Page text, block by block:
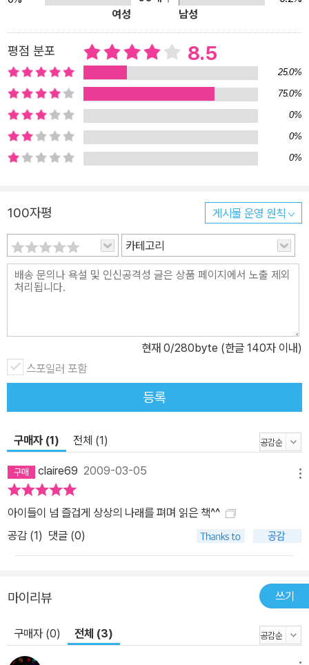
여성
남성
평점 분포 8.5
25.0%
75.0%
0%
0%
0%
100자평 게시물 운영 원칙
카테고리
현재 0/280byte (한글 140자 이내)
스포일러 포함
등록
구매자 (1) 전체 (1)
claire69 2009-03-05
아이들이 넘 즐겁게 상상의 나래를 펴며 읽은 책^^
공감 (1) 댓글 (0)
마이리뷰 쓰기
구매자 (0) 전체 (3)